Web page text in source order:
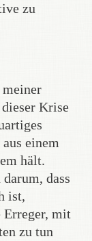
zu
meiner
Krise
einem
hält.
dass
ist,
Erreger, mit
zu tun